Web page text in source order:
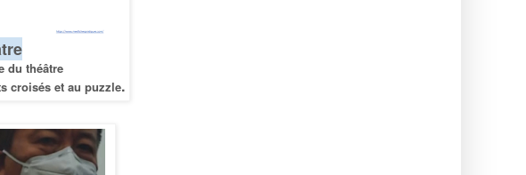
du théâtre
croisés et au puzzle.